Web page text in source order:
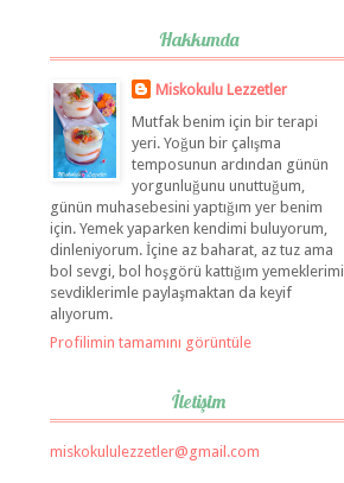
Hakkımda
Miskokulu Lezzetler
Mutfak benim için bir terapi
yeri. Yoğun bir çalışma
temposunun ardından günün
yorgunluğunu unuttuğum,
günün muhasebesini yaptığım yer benim
için. Yemek yaparken kendimi buluyorum,
dinleniyorum. İçine az baharat, az tuz ama
bol sevgi, bol hoşgörü kattığım yemeklerimi
sevdiklerimle paylaşmaktan da keyif
alıyorum.
Profilimin tamamını görüntüle
İletişim
miskokululezzetler@gmail.com